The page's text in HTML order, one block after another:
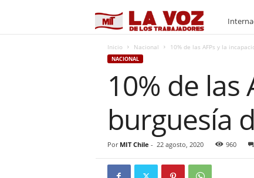
I
Inicio Nacional 10% de las AFPs y la
NACIONAL
10% de las
burguesía
Por MIT Chile - 22 agosto, 2020 960